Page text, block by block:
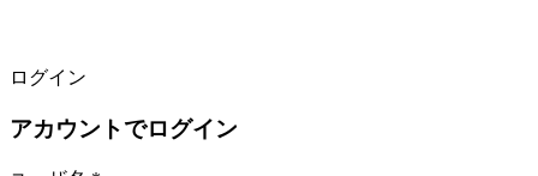
ログイン
アカウントでログイン